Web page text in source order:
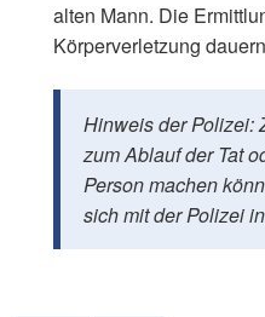
alten Mann. Die
Körperverletzung
Hinweis der Polizei:
zum Ablauf der Tat
Person machen
sich mit der Polizei